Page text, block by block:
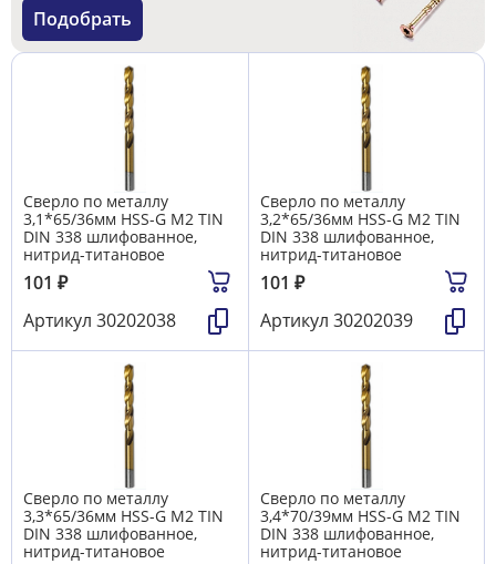
Подобрать
Сверло по металлу
3,1*65/36мм HSS-G M2 TIN
DIN 338 шлифованное,
нитрид-титановое
101 ₽
Артикул 30202038
Сверло по металлу
3,2*65/36мм HSS-G M2 TIN
DIN 338 шлифованное,
нитрид-титановое
101 ₽
Артикул 30202039
Сверло по металлу
3,3*65/36мм HSS-G M2 TIN
DIN 338 шлифованное,
нитрид-титановое
Сверло по металлу
3,4*70/39мм HSS-G M2 TIN
DIN 338 шлифованное,
нитрид-титановое